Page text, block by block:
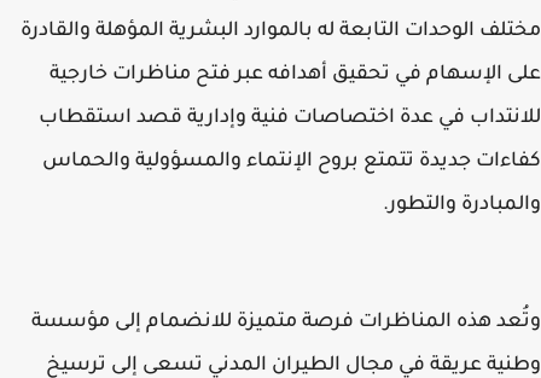
الوحدات التابعة له بالموارد البشرية المؤهلة والقادرة
الإسهام في تحقيق أهدافه عبر فتح مناظرات خارجية
في عدة اختصاصات فنية وإدارية قصد استقطاب
جديدة تتمتع بروح الإنتماء والمسؤولية والحماس
والتطور.
هذه المناظرات فرصة متميزة للانضمام إلى مؤسسة
عريقة في مجال الطيران المدني تسعى إلى ترسيخ